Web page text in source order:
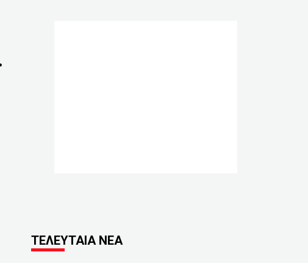
ΤΕΛΕΥΤΑΙΑ ΝΕΑ